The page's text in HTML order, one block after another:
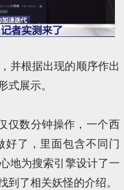
并根据出现的顺序作出
式展示。
仅数分钟操作，一个西
了，里面包含不同门
地为搜索引擎设计了一
到了相关妖怪的介绍。